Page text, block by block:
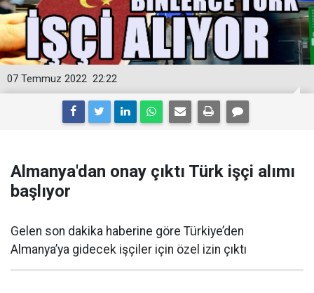
22:22
07 Temmuz 2022
Almanya'dan onay çıktı Türk işçi alımı
başlıyor
Gelen son dakika haberine göre Türkiye’den
Almanya’ya gidecek işçiler için özel izin çıktı